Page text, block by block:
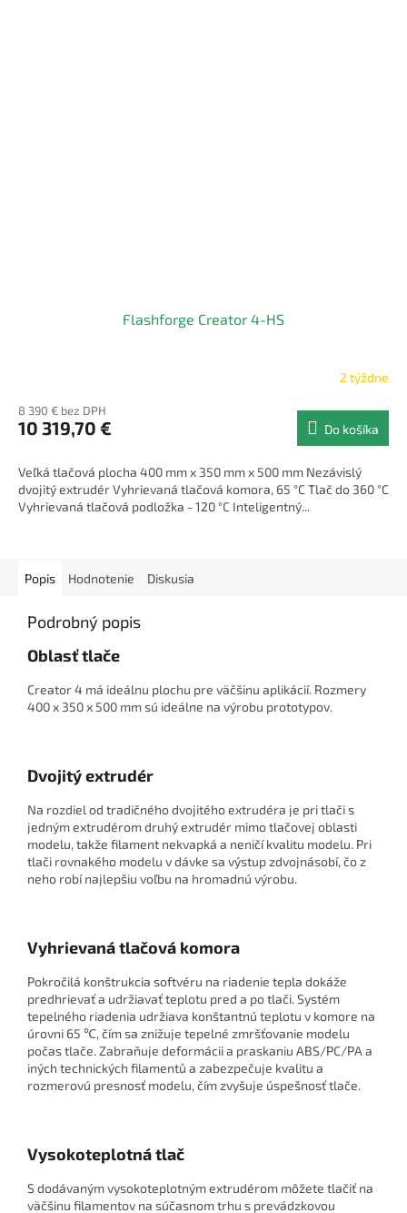
Flashforge Creator 4-HS
2 týždne
8 390 € bez DPH
10 319,70 € Do košíka
Veľká tlačová plocha 400 mm x 350 mm x 500 mm Nezávislý
dvojitý extrudér Vyhrievaná tlačová komora, 65 °C Tlač do 360 °C
Vyhrievaná tlačová podložka - 120 °C Inteligentný...
Popis Hodnotenie Diskusia
Podrobný popis
Oblasť tlače
Creator 4 má ideálnu plochu pre väčšinu aplikácií. Rozmery
400 x 350 x 500 mm sú ideálne na výrobu prototypov.
Dvojitý extrudér
Na rozdiel od tradičného dvojitého extrudéra je pri tlači s
jedným extrudérom druhý extrudér mimo tlačovej oblasti
modelu, takže filament nekvapká a neničí kvalitu modelu. Pri
tlači rovnakého modelu v dávke sa výstup zdvojnásobí, čo z
neho robí najlepšiu voľbu na hromadnú výrobu.
Vyhrievaná tlačová komora
Pokročilá konštrukcia softvéru na riadenie tepla dokáže
predhrievať a udržiavať teplotu pred a po tlači. Systém
tepelného riadenia udržiava konštantnú teplotu v komore na
úrovni 65 ℃, čím sa znižuje tepelné zmršťovanie modelu
počas tlače. Zabraňuje deformácii a praskaniu ABS/PC/PA a
iných technických filamentů a zabezpečuje kvalitu a
rozmerovú presnosť modelu, čím zvyšuje úspešnosť tlače.
Vysokoteplotná tlač
S dodávaným vysokoteplotným extrudérom môžete tlačiť na
väčšinu filamentov na súčasnom trhu s prevádzkovou